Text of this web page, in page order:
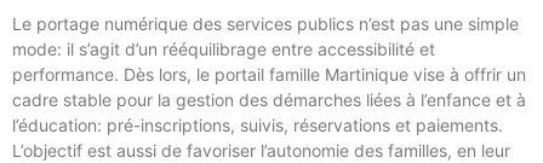
Le portage numérique des services publics n’est pas une simple
mode: il s’agit d’un rééquilibrage entre accessibilité et
performance. Dès lors, le portail famille Martinique vise à offrir un
cadre stable pour la gestion des démarches liées à l’enfance et à
l’éducation: pré-inscriptions, suivis, réservations et paiements.
L’objectif est aussi de favoriser l’autonomie des familles, en leur